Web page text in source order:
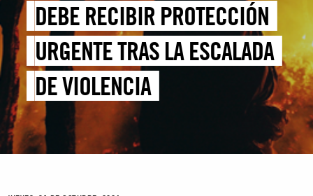
DEBE RECIBIR PROTECCIÓN
URGENTE TRAS LA ESCALADA
DE VIOLENCIA